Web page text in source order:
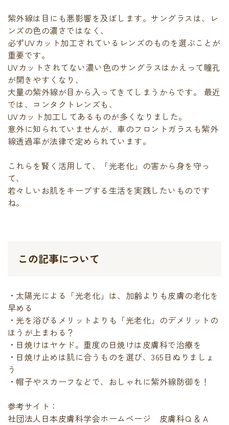
紫外線は目にも悪影響を及ぼします。サングラスは、レ
ンズの色の濃さではなく、
必ずUVカット加工されているレンズのものを選ぶことが
重要です。
UVカットされてない濃い色のサングラスはかえって瞳孔
が開きやすくなり、
大量の紫外線が目から入ってきてしまうからです。 最近
では、コンタクトレンズも、
UVカット加工してあるものが多くなりました。
意外に知られていませんが、車のフロントガラスも紫外
線透過率が法律で定められています。
これらを賢く活用して、「光老化」の害から身を守っ
て、
若々しいお肌をキープする生活を実践したいものです
ね。
この記事について
・太陽光による「光老化」は、加齢よりも皮膚の老化を
早める
・光を浴びるメリットよりも「光老化」のデメリットの
ほうが上まわる？
・日焼けはヤケド。重度の日焼けは皮膚科で治療を
・日焼け止めは肌に合うものを選び、365日ぬりましょ
う
・帽子やスカーフなどで、おしゃれに紫外線防御を！
参考サイト：
社団法人日本皮膚科学会ホームページ 皮膚科Ｑ＆Ａ